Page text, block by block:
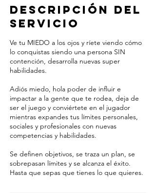
Descripción del
servicio
Ve tu MIEDO a los ojos y ríete viendo cómo
lo conquistas siendo una persona SIN
contención, desarrolla nuevas super
habilidades.
Adiós miedo, hola poder de influir e
impactar a la gente que te rodea, deja de
ser el juego y conviértete en el jugador
mientras expandes tus límites personales,
sociales y profesionales con nuevas
competencias y habilidades.
Se definen objetivos, se traza un plan, se
sobrepasan límites y se alcanza el éxito.
Hasta que sepas que tienes lo que quieres.